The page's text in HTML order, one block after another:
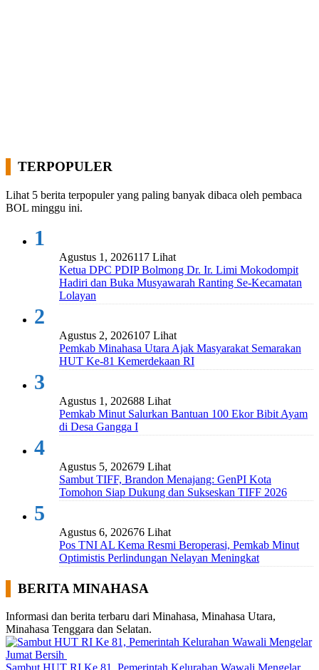
TERPOPULER
Lihat 5 berita terpopuler yang paling banyak dibaca oleh pembaca
BOL minggu ini.
1
Agustus 1, 2026117 Lihat
Ketua DPC PDIP Bolmong Dr. Ir. Limi Mokodompit
Hadiri dan Buka Musyawarah Ranting Se-Kecamatan
Lolayan
2
Agustus 2, 2026107 Lihat
Pemkab Minahasa Utara Ajak Masyarakat Semarakan
HUT Ke-81 Kemerdekaan RI
3
Agustus 1, 202688 Lihat
Pemkab Minut Salurkan Bantuan 100 Ekor Bibit Ayam
di Desa Gangga I
4
Agustus 5, 202679 Lihat
Sambut TIFF, Brandon Menajang: ​GenPI Kota
Tomohon Siap Dukung dan Sukseskan TIFF 2026
5
Agustus 6, 202676 Lihat
Pos TNI AL Kema Resmi Beroperasi, Pemkab Minut
Optimistis Perlindungan Nelayan Meningkat
BERITA MINAHASA
Informasi dan berita terbaru dari Minahasa, Minahasa Utara,
Minahasa Tenggara dan Selatan.